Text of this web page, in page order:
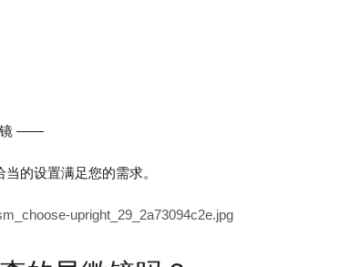
镜 ——
的设置满足您的需求。